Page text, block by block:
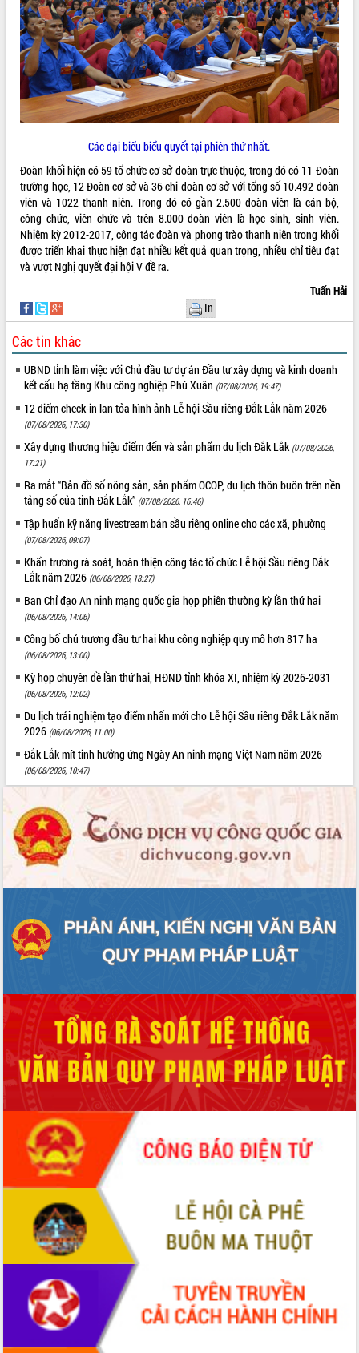
Các đại biểu biểu quyết tại phiên thứ nhất.
Đoàn khối hiện có 59 tổ chức cơ sở đoàn trực thuộc, trong đó có 11 Đoàn
trường học, 12 Đoàn cơ sở và 36 chi đoàn cơ sở với tổng số 10.492 đoàn
viên và 1022 thanh niên. Trong đó có gần 2.500 đoàn viên là cán bộ,
công chức, viên chức và trên 8.000 đoàn viên là học sinh, sinh viên.
Nhiệm kỳ 2012-2017, công tác đoàn và phong trào thanh niên trong khối
được triển khai thực hiện đạt nhiều kết quả quan trọng, nhiều chỉ tiêu đạt
và vượt Nghị quyết đại hội V đề ra.
Tuấn Hải
In
Các tin khác
UBND tỉnh làm việc với Chủ đầu tư dự án Đầu tư xây dựng và kinh doanh
kết cấu hạ tầng Khu công nghiệp Phú Xuân (07/08/2026, 19:47)
12 điểm check-in lan tỏa hình ảnh Lễ hội Sầu riêng Đắk Lắk năm 2026
(07/08/2026, 17:30)
Xây dựng thương hiệu điểm đến và sản phẩm du lịch Đắk Lắk (07/08/2026,
17:21)
Ra mắt “Bản đồ số nông sản, sản phẩm OCOP, du lịch thôn buôn trên nền
tảng số của tỉnh Đắk Lắk” (07/08/2026, 16:46)
Tập huấn kỹ năng livestream bán sầu riêng online cho các xã, phường
(07/08/2026, 09:07)
Khẩn trương rà soát, hoàn thiện công tác tổ chức Lễ hội Sầu riêng Đắk
Lắk năm 2026 (06/08/2026, 18:27)
Ban Chỉ đạo An ninh mạng quốc gia họp phiên thường kỳ lần thứ hai
(06/08/2026, 14:06)
Công bố chủ trương đầu tư hai khu công nghiệp quy mô hơn 817 ha
(06/08/2026, 13:00)
Kỳ họp chuyên đề lần thứ hai, HĐND tỉnh khóa XI, nhiệm kỳ 2026-2031
(06/08/2026, 12:02)
Du lịch trải nghiệm tạo điểm nhấn mới cho Lễ hội Sầu riêng Đắk Lắk năm
2026 (06/08/2026, 11:00)
Đắk Lắk mít tinh hưởng ứng Ngày An ninh mạng Việt Nam năm 2026
(06/08/2026, 10:47)